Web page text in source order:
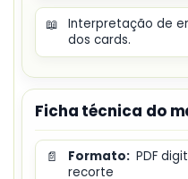
📖
Interpretação de
dos cards.
Ficha técnica do
📄 Formato: PDF
recorte